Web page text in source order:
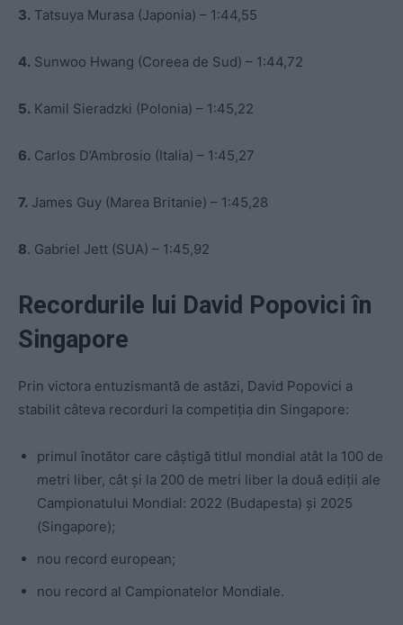
3. Tatsuya Murasa (Japonia) – 1:44,55
4. Sunwoo Hwang (Coreea de Sud) – 1:44,72
5. Kamil Sieradzki (Polonia) – 1:45,22
6. Carlos D’Ambrosio (Italia) – 1:45,27
7. James Guy (Marea Britanie) – 1:45,28
8. Gabriel Jett (SUA) – 1:45,92
Recordurile lui David Popovici în
Singapore
Prin victora entuzismantă de astăzi, David Popovici a
stabilit câteva recorduri la competiția din Singapore:
primul înotător care câștigă titlul mondial atât la 100 de
metri liber, cât și la 200 de metri liber la două ediții ale
Campionatului Mondial: 2022 (Budapesta) și 2025
(Singapore);
nou record european;
nou record al Campionatelor Mondiale.